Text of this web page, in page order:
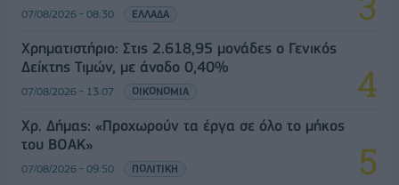
07/08/2026 - 08:30 ΕΛΛΑΔΑ
Χρηματιστήριο: Στις 2.618,95 μονάδες ο Γενικός
Δείκτης Τιμών, με άνοδο 0,40%
07/08/2026 - 13:07 ΟΙΚΟΝΟΜΙΑ
Χρ. Δήμας: «Προχωρούν τα έργα σε όλο το μήκος
του ΒΟΑΚ»
07/08/2026 - 09:50 ΠΟΛΙΤΙΚΗ